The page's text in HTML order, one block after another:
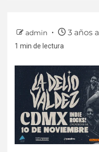
admin 3 años
1 min de lectura